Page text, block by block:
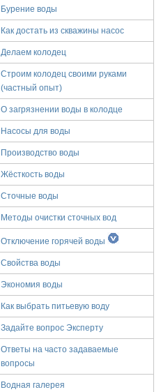
Бурение воды
Как достать из скважины насос
Делаем колодец
Строим колодец своими руками
(частный опыт)
О загрязнении воды в колодце
Насосы для воды
Производство воды
Жёсткость воды
Сточные воды
Методы очистки сточных вод
Отключение горячей воды
Свойства воды
Экономия воды
Как выбрать питьевую воду
Задайте вопрос Эксперту
Ответы на часто задаваемые
вопросы
Водная галерея